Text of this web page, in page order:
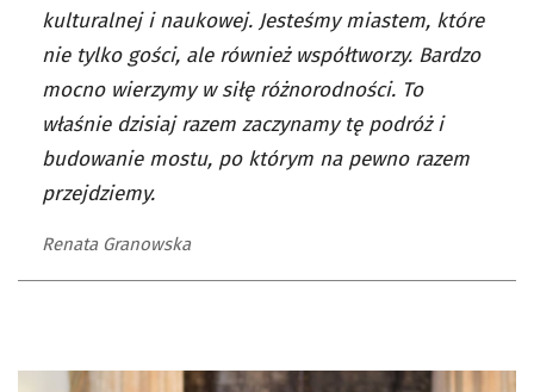
kulturalnej i naukowej. Jesteśmy miastem, które
nie tylko gości, ale również współtworzy. Bardzo
mocno wierzymy w siłę różnorodności. To
właśnie dzisiaj razem zaczynamy tę podróż i
budowanie mostu, po którym na pewno razem
przejdziemy.
Renata Granowska